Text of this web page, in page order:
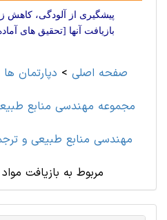
پیشگیری از آلودگی، کاهش
بازیافت آنها [تحقیق های
صفحه اصلی > دپارتمان ها
مجموعه مهندسی منابع
مهندسی منابع طبيعی و
مربوط به بازیافت